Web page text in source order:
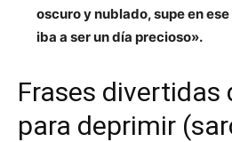
oscuro y nublado, supe en
iba a ser un día precioso».
Frases divertidas
para deprimir